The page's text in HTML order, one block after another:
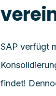
SAP verfügt
findet!